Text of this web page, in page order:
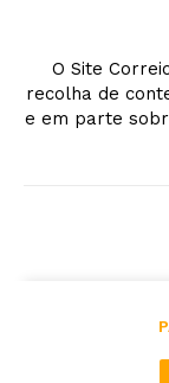
O Site
recolha de
e em parte